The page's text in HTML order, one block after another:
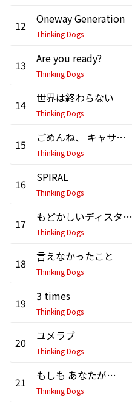
12 Oneway Generation
Thinking Dogs
13 Are you ready?
Thinking Dogs
14 世界は終わらない
Thinking Dogs
15 ごめんね、 キャサリン
Thinking Dogs
16 SPIRAL
Thinking Dogs
17 もどかしいディスタンス
Thinking Dogs
18 言えなかったこと
Thinking Dogs
19 3 times
Thinking Dogs
20 ユメラブ
Thinking Dogs
21 もしも あなたが…
Thinking Dogs